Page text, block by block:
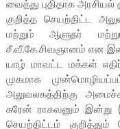
வைத்து புதிதாக
குறித்த செயற்திட்ட
மற்றும் ஆளுநர்
சீ.வீ.கே.சிவஞானம் என
யாழ் மாவட்ட மக்கள்
முகமாக
அலுவலகத்திற்கு
சுரேன் ராகவனும்
செயற்திட்டம்